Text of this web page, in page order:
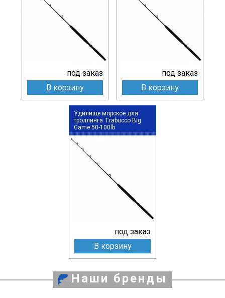
под заказ
В корзину
под заказ
В корзину
Удилище морское для
троллинга Trabucco Big
Game 50-100lb
под заказ
В корзину
Наши бренды